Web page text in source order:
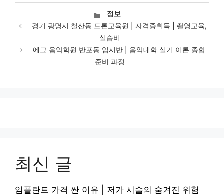
카
테
고
리
정보
경기 광명시 철산동 드론교육원 | 자격증취득 | 촬영교육,
실습비
에그 음악학원 반포동 입시반 | 음악대학 실기 이론 종합
준비 과정
최신 글
임플란트 가격 싼 이유 | 저가 시술의 숨겨진 위험